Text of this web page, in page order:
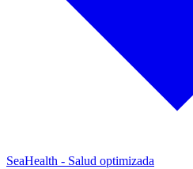
SeaHealth - Salud optimizada